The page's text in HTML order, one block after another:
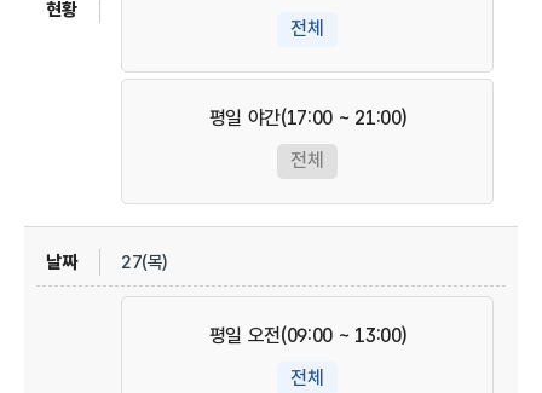
전체
평일 야간(17:00 ~ 21:00)
전체
27(목)
평일 오전(09:00 ~ 13:00)
전체